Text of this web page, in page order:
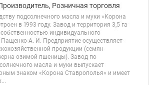
Розничная торговля
подсолнечного масла и муки «Корона
в 1993 году. Завод и территория 3,5 га
индивидуального
А. И. Предприятие осуществляет
продукции (семян
озимой пшеницы). Завод по
масла и муки выпускает
знаком «Корона Ставрополья» и имеет